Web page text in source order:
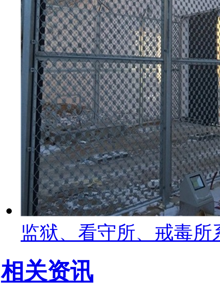
监狱、看守所、戒毒
相关资讯